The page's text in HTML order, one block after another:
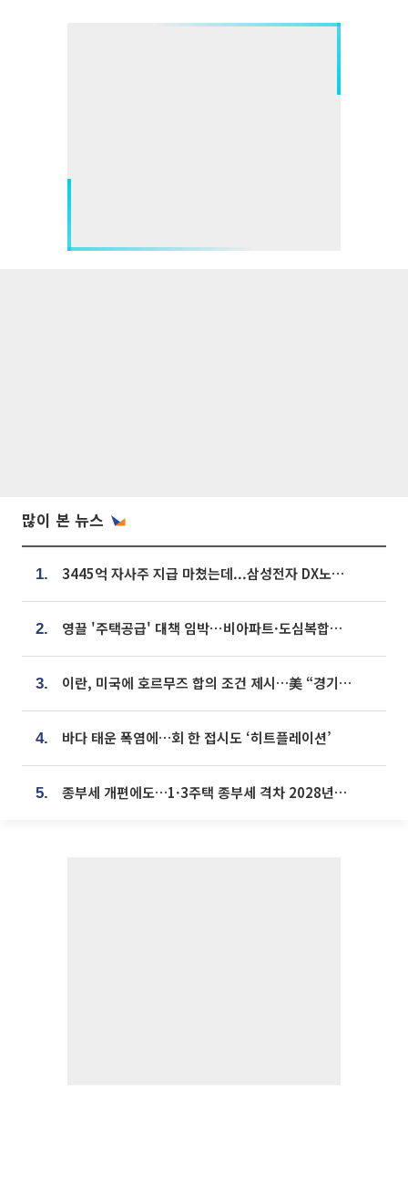
많이 본 뉴스
1. 3445억 자사주 지급 마쳤는데...삼성전자 DX노조, 뒤늦은 '떼쓰기 집회'
2. 영끌 '주택공급' 대책 임박⋯비아파트·도심복합까지 총동원
3. 이란, 미국에 호르무즈 합의 조건 제시…美 “경기 아직 안 끝나” [종합]
4. 바다 태운 폭염에…회 한 접시도 ‘히트플레이션’
5. 종부세 개편에도…1·3주택 종부세 격차 2028년부터 확대